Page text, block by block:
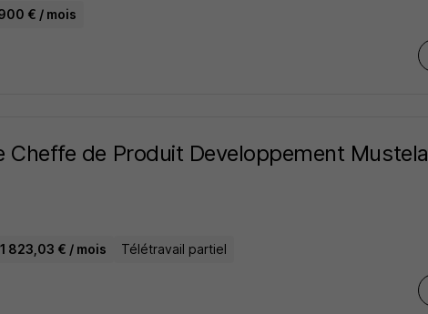
€ / mois
Cheffe de Produit Developpement Mustela
823,03 € / mois Télétravail partiel